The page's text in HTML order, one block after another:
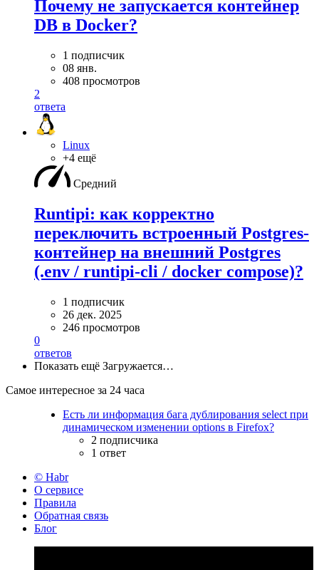
Почему не запускается контейнер
DB в Docker?
1 подписчик
08 янв.
408 просмотров
2
ответа
Linux
+4 ещё
Средний
Runtipi: как корректно
переключить встроенный Postgres-
контейнер на внешний Postgres
(.env / runtipi-cli / docker compose)?
1 подписчик
26 дек. 2025
246 просмотров
0
ответов
Показать ещё Загружается…
Самое интересное за 24 часа
Есть ли информация бага дублирования select при
динамическом изменении options в Firefox?
2 подписчика
1 ответ
© Habr
О сервисе
Правила
Обратная связь
Блог